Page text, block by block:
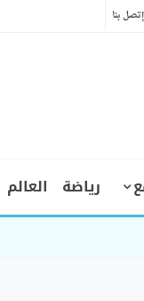
إتصل بنا
رياضة العالم